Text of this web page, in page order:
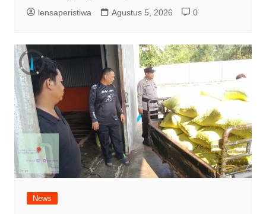
lensaperistiwa Agustus 5, 2026 0
News